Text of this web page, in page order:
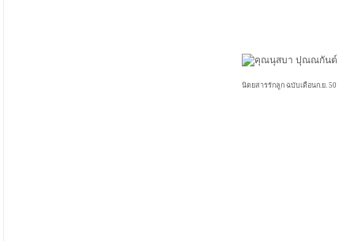
นิตยสารรักลูก ฉบับเดือนก.ย. 50